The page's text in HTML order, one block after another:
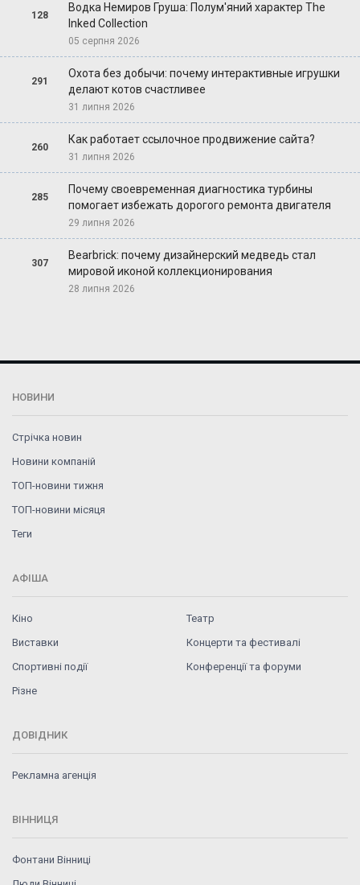
128
Водка Немиров Груша: Полум'яний характер The
Inked Collection
05 серпня 2026
291
Охота без добычи: почему интерактивные игрушки
делают котов счастливее
31 липня 2026
260
Как работает ссылочное продвижение сайта?
31 липня 2026
285
Почему своевременная диагностика турбины
помогает избежать дорогого ремонта двигателя
29 липня 2026
307
Bearbrick: почему дизайнерский медведь стал
мировой иконой коллекционирования
28 липня 2026
НОВИНИ
Стрічка новин
Новини компаній
ТОП-новини тижня
ТОП-новини місяця
Теги
АФІША
Кіно
Театр
Виставки
Концерти та фестивалі
Спортивні події
Конференції та форуми
Різне
ДОВІДНИК
Рекламна агенція
ВІННИЦЯ
Фонтани Вінниці